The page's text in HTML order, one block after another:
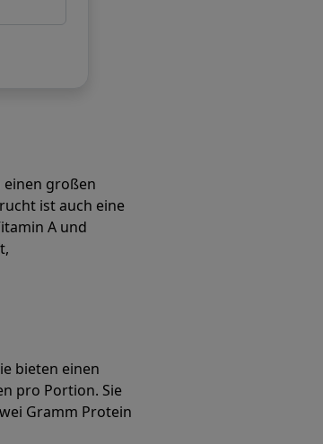
einen großen
ist auch eine
A und
bieten einen
pro Portion. Sie
Gramm Protein
und Kalorienziele